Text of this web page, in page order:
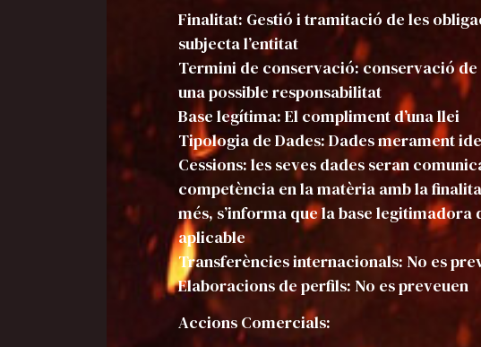
Finalitat: Gestió i tramitació de les
subjecta l’entitat
Termini de conservació: conservació
una possible responsabilitat
Base legítima: El compliment d’una llei
Tipologia de Dades: Dades merament
Cessions: les seves dades seran
competència en la matèria amb la
més, s’informa que la base
aplicable
Transferències internacionals: No es
Elaboracions de perfils: No es preveuen
Accions Comercials: